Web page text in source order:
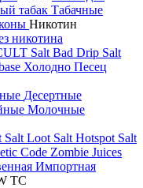
табак Табачные
Никотин
никотина
Salt Bad Drip Salt
Холодно Песец
Десертные
Молочные
Salt Loot Salt Hotspot Salt
Code Zombie Juices
Импортная
TC